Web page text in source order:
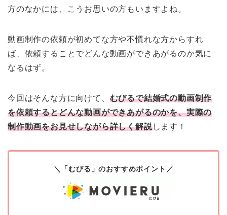
方のなかには、こうお思いの方もいますよね。
動画制作の依頼が初めてな方や不慣れな方からすれ
ば、依頼することでどんな動画ができあがるのか気に
なるはず。
今回はそんな方に向けて、 むびるで結婚式の動画制作
を依頼するとどんな動画ができあがるのかを、実際の
制作動画をお見せしながら詳しく解説します！
＼「むびる」のおすすめポイント／